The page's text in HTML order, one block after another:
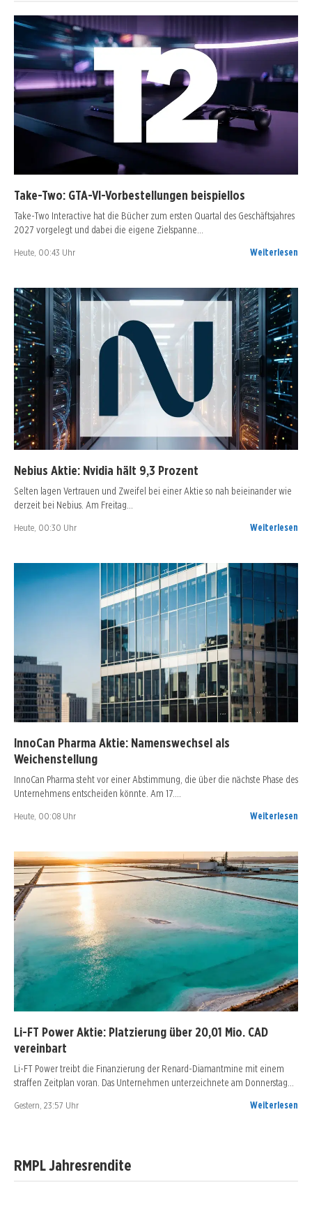
Take-Two: GTA-VI-Vorbestellungen beispiellos
Take-Two Interactive hat die Bücher zum ersten Quartal des Geschäftsjahres
2027 vorgelegt und dabei die eigene Zielspanne…
Heute, 00:43 Uhr Weiterlesen
Nebius Aktie: Nvidia hält 9,3 Prozent
Selten lagen Vertrauen und Zweifel bei einer Aktie so nah beieinander wie
derzeit bei Nebius. Am Freitag…
Heute, 00:30 Uhr Weiterlesen
InnoCan Pharma Aktie: Namenswechsel als
Weichenstellung
InnoCan Pharma steht vor einer Abstimmung, die über die nächste Phase des
Unternehmens entscheiden könnte. Am 17.…
Heute, 00:08 Uhr Weiterlesen
Li-FT Power Aktie: Platzierung über 20,01 Mio. CAD
vereinbart
Li-FT Power treibt die Finanzierung der Renard-Diamantmine mit einem
straffen Zeitplan voran. Das Unternehmen unterzeichnete am Donnerstag…
Gestern, 23:57 Uhr Weiterlesen
RMPL Jahresrendite